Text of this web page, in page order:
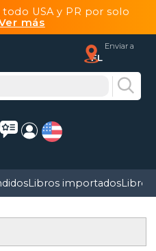
todo USA y PR por solo
más
Enviar a
FL
Libros importadosLibros